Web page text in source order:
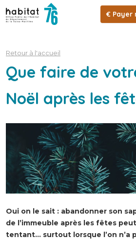
€ Payer
Retour à l'accueil
Que faire de
Noël après les
Oui on le sait : abandonner son
de l’immeuble après les fêtes
tentant… surtout lorsque l’on n’a